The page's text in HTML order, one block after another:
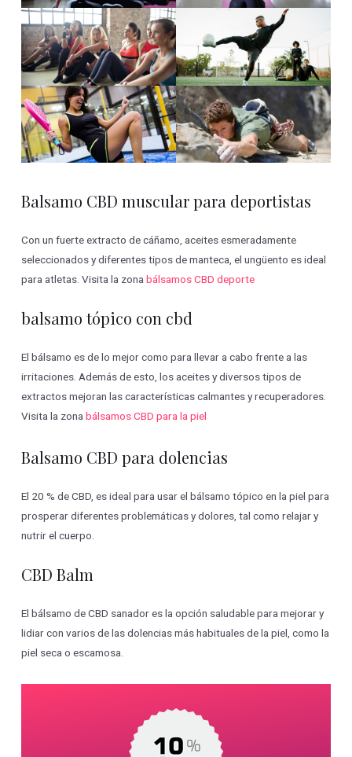
Balsamo CBD muscular para deportistas
Con un fuerte extracto de cáñamo, aceites esmeradamente
seleccionados y diferentes tipos de manteca, el ungüento es ideal
para atletas. Visita la zonabálsamos CBD deporte
balsamo tópico con cbd
El bálsamo es de lo mejor como para llevar a cabo frente a las
irritaciones. Además de esto, los aceites y diversos tipos de
extractos mejoran las características calmantes y recuperadores.
Visita la zonabálsamos CBD para la piel
Balsamo CBD para dolencias
El 20 % de CBD, es ideal para usar el bálsamo tópico en la piel para
prosperar diferentes problemáticas y dolores, tal como relajar y
nutrir el cuerpo.
CBD Balm
El bálsamo de CBD sanador es la opción saludable para mejorar y
lidiar con varios de las dolencias más habituales de la piel, como la
piel seca o escamosa.